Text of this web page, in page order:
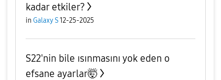
kadar etkiler?
in Galaxy S12-25-2025
S22'nin bile ısınmasını yok eden o
efsane ayarlar🤯